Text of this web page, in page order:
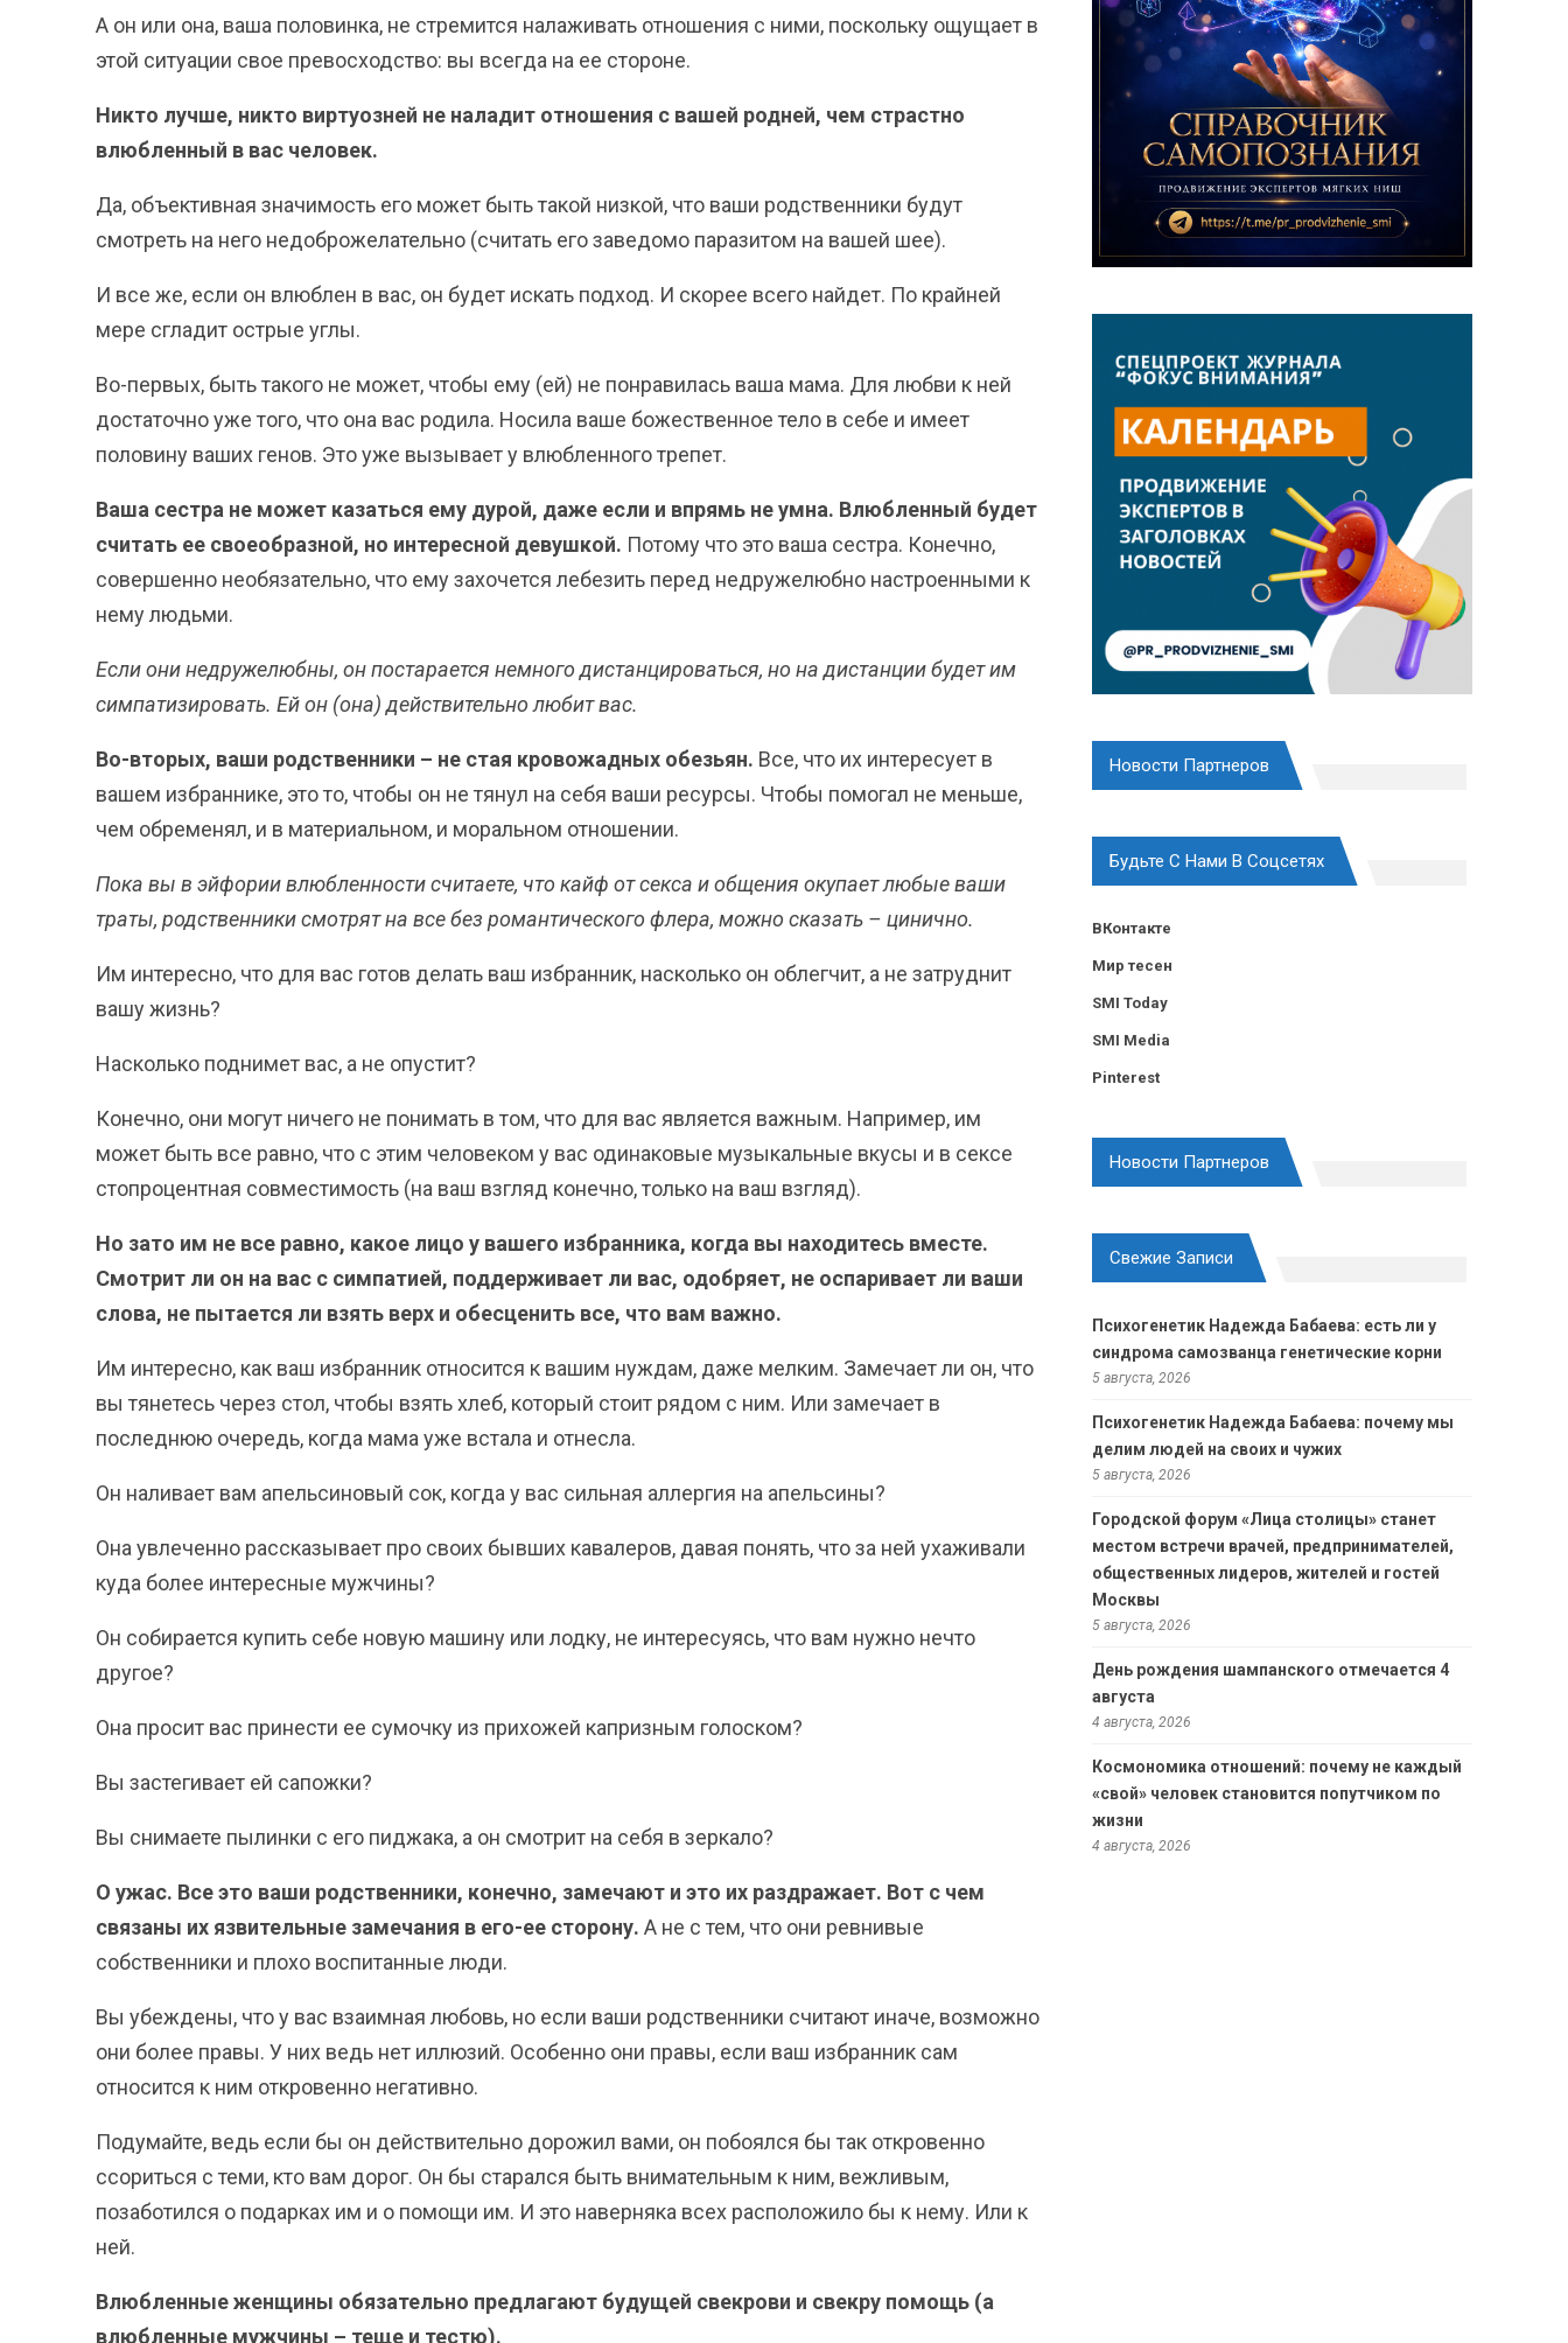
А он или она, ваша половинка, не стремится налаживать отношения с ними, поскольку ощущает в
этой ситуации свое превосходство: вы всегда на ее стороне.
Никто лучше, никто виртуозней не наладит отношения с вашей родней, чем страстно
влюбленный в вас человек.
Да, объективная значимость его может быть такой низкой, что ваши родственники будут
смотреть на него недоброжелательно (считать его заведомо паразитом на вашей шее).
И все же, если он влюблен в вас, он будет искать подход. И скорее всего найдет. По крайней
мере сгладит острые углы.
Во-первых, быть такого не может, чтобы ему (ей) не понравилась ваша мама. Для любви к ней
достаточно уже того, что она вас родила. Носила ваше божественное тело в себе и имеет
половину ваших генов. Это уже вызывает у влюбленного трепет.
Ваша сестра не может казаться ему дурой, даже если и впрямь не умна. Влюбленный будет
считать ее своеобразной, но интересной девушкой. Потому что это ваша сестра. Конечно,
совершенно необязательно, что ему захочется лебезить перед недружелюбно настроенными к
нему людьми.
Если они недружелюбны, он постарается немного дистанцироваться, но на дистанции будет им
симпатизировать. Ей он (она) действительно любит вас.
Во-вторых, ваши родственники – не стая кровожадных обезьян. Все, что их интересует в
вашем избраннике, это то, чтобы он не тянул на себя ваши ресурсы. Чтобы помогал не меньше,
чем обременял, и в материальном, и моральном отношении.
Пока вы в эйфории влюбленности считаете, что кайф от секса и общения окупает любые ваши
траты, родственники смотрят на все без романтического флера, можно сказать – цинично.
Им интересно, что для вас готов делать ваш избранник, насколько он облегчит, а не затруднит
вашу жизнь?
Насколько поднимет вас, а не опустит?
Конечно, они могут ничего не понимать в том, что для вас является важным. Например, им
может быть все равно, что с этим человеком у вас одинаковые музыкальные вкусы и в сексе
стопроцентная совместимость (на ваш взгляд конечно, только на ваш взгляд).
Но зато им не все равно, какое лицо у вашего избранника, когда вы находитесь вместе.
Смотрит ли он на вас с симпатией, поддерживает ли вас, одобряет, не оспаривает ли ваши
слова, не пытается ли взять верх и обесценить все, что вам важно.
Им интересно, как ваш избранник относится к вашим нуждам, даже мелким. Замечает ли он, что
вы тянетесь через стол, чтобы взять хлеб, который стоит рядом с ним. Или замечает в
последнюю очередь, когда мама уже встала и отнесла.
Он наливает вам апельсиновый сок, когда у вас сильная аллергия на апельсины?
Она увлеченно рассказывает про своих бывших кавалеров, давая понять, что за ней ухаживали
куда более интересные мужчины?
Он собирается купить себе новую машину или лодку, не интересуясь, что вам нужно нечто
другое?
Она просит вас принести ее сумочку из прихожей капризным голоском?
Вы застегивает ей сапожки?
Вы снимаете пылинки с его пиджака, а он смотрит на себя в зеркало?
О ужас. Все это ваши родственники, конечно, замечают и это их раздражает. Вот с чем
связаны их язвительные замечания в его-ее сторону. А не с тем, что они ревнивые
собственники и плохо воспитанные люди.
Вы убеждены, что у вас взаимная любовь, но если ваши родственники считают иначе, возможно
они более правы. У них ведь нет иллюзий. Особенно они правы, если ваш избранник сам
относится к ним откровенно негативно.
Подумайте, ведь если бы он действительно дорожил вами, он побоялся бы так откровенно
ссориться с теми, кто вам дорог. Он бы старался быть внимательным к ним, вежливым,
позаботился о подарках им и о помощи им. И это наверняка всех расположило бы к нему. Или к
ней.
Влюбленные женщины обязательно предлагают будущей свекрови и свекру помощь (а
влюбленные мужчины – теще и тестю).
Новости Партнеров
Будьте С Нами В Соцсетях
ВКонтакте
Мир тесен
SMI Today
SMI Media
Pinterest
Новости Партнеров
Свежие Записи
Психогенетик Надежда Бабаева: есть ли у
синдрома самозванца генетические корни
5 августа, 2026
Психогенетик Надежда Бабаева: почему мы
делим людей на своих и чужих
5 августа, 2026
Городской форум «Лица столицы» станет
местом встречи врачей, предпринимателей,
общественных лидеров, жителей и гостей
Москвы
5 августа, 2026
День рождения шампанского отмечается 4
августа
4 августа, 2026
Космономика отношений: почему не каждый
«свой» человек становится попутчиком по
жизни
4 августа, 2026